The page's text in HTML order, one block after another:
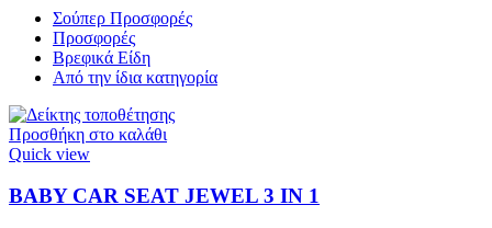
Σούπερ Προσφορές
Προσφορές
Βρεφικά Είδη
Από την ίδια κατηγορία
Προσθήκη στο καλάθι
Quick view
BABY CAR SEAT JEWEL 3 ΙΝ 1